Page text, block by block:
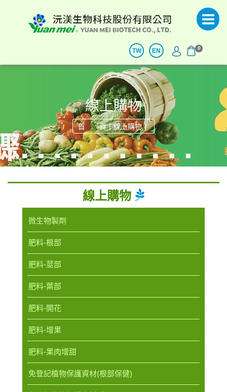
0
TW EN
線上購物
首 頁 | 線上購物 |
線上購物
微生物製劑
肥料-根部
肥料-莖部
肥料-葉部
肥料-開花
肥料-增果
肥料-果肉增甜
免登記植物保護資材(根部保健)